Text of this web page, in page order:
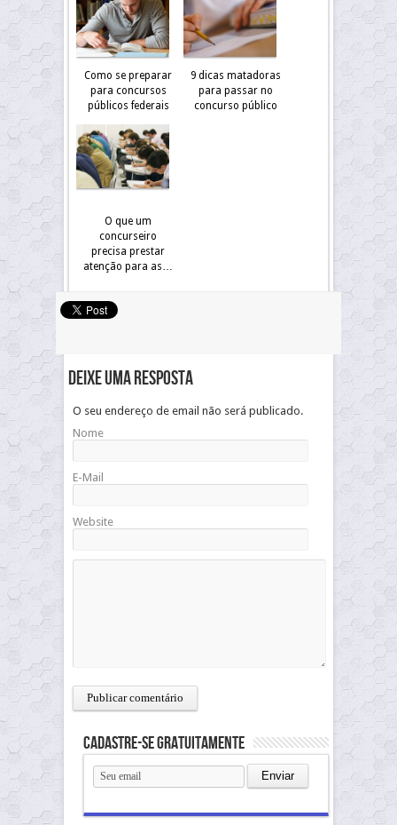
Como se preparar
para concursos
públicos federais
9 dicas matadoras
para passar no
concurso público
O que um
concurseiro
precisa prestar
atenção para as…
Deixe uma resposta
O seu endereço de email não será publicado.
Nome
E-Mail
Website
Cadastre-se gratuitamente